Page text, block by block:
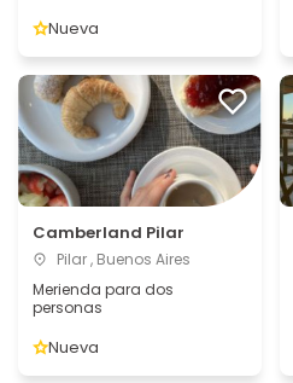
Nueva
Camberland Pilar
Pilar , Buenos Aires
Merienda para dos
personas
Nueva